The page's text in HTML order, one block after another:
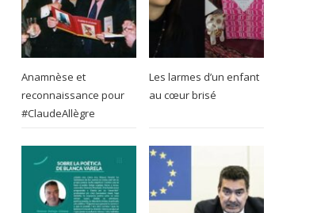
Anamnèse et
reconnaissance pour
#ClaudeAllègre
Les larmes d’un enfant
au cœur brisé